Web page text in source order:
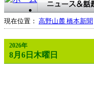
現在位置： 高野山麓 橋本新聞
2026年
8月6日木曜日